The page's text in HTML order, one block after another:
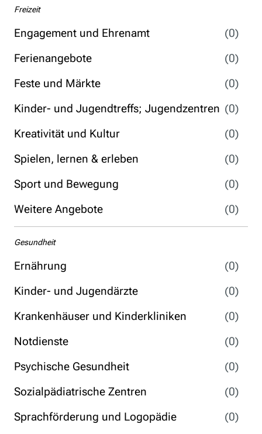
Freizeit
Engagement und Ehrenamt
(0)
Ferienangebote
(0)
Feste und Märkte
(0)
Kinder- und Jugendtreffs; Jugendzentren (0)
Kreativität und Kultur
(0)
Spielen, lernen & erleben
(0)
Sport und Bewegung
(0)
Weitere Angebote
(0)
Gesundheit
Ernährung
(0)
Kinder- und Jugendärzte
(0)
Krankenhäuser und Kinderkliniken
(0)
Notdienste
(0)
Psychische Gesundheit
(0)
Sozialpädiatrische Zentren
(0)
Sprachförderung und Logopädie
(0)